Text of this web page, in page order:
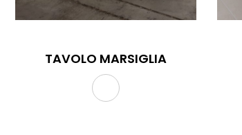
TAVOLO MARSIGLIA